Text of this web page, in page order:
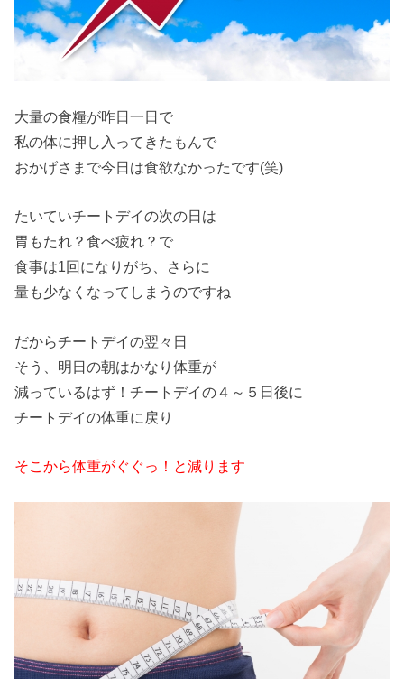
大量の食糧が昨日一日で
私の体に押し入ってきたもんで
おかげさまで今日は食欲なかったです(笑)
たいていチートデイの次の日は
胃もたれ？食べ疲れ？で
食事は1回になりがち、さらに
量も少なくなってしまうのですね
だからチートデイの翌々日
そう、明日の朝はかなり体重が
減っているはず！チートデイの４～５日後に
チートデイの体重に戻り
そこから体重がぐぐっ！と減ります